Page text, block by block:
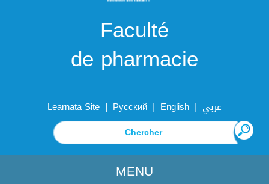
Faculté
de pharmacie
Learnata Site | Русский | English | عربي
MENU